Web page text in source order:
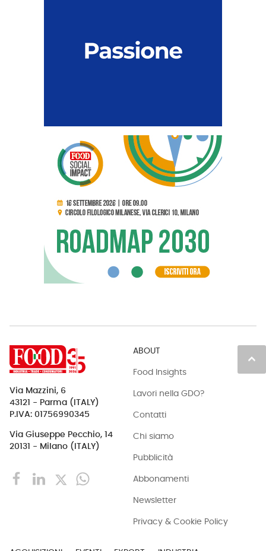
keyboard_arrow_up
Via Mazzini, 6
43121 - Parma (ITALY)
P.IVA: 01756990345
Via Giuseppe Pecchio, 14
20131 - Milano (ITALY)
ABOUT
Food Insights
Lavori nella GDO?
Contatti
Chi siamo
Pubblicità
Abbonamenti
Newsletter
Privacy & Cookie Policy